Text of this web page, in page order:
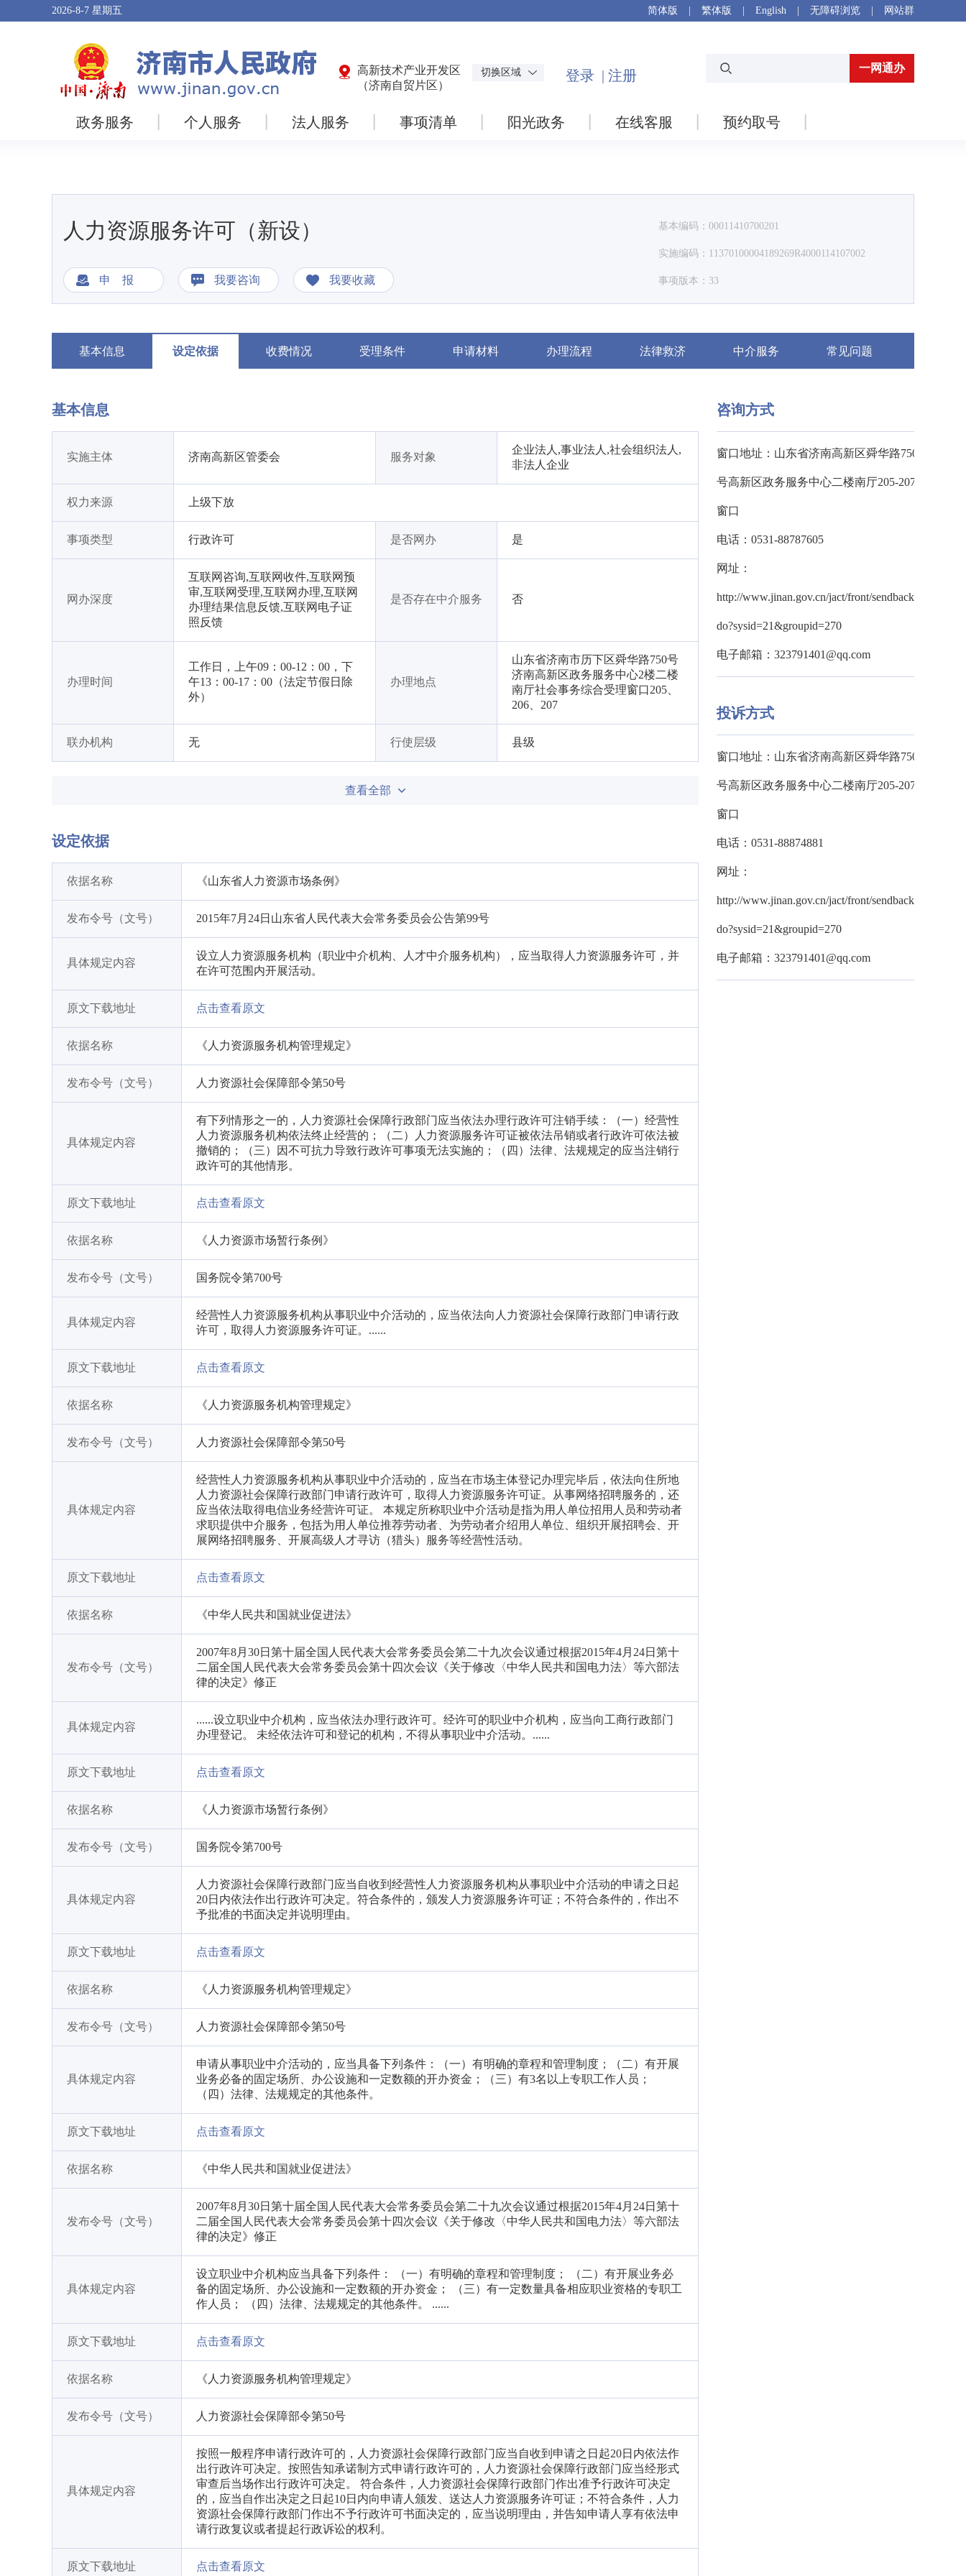
2026-8-7 星期五 简体版 繁体版 English 无障碍浏览 网站群
高新技术产业开发区
（济南自贸片区）
切换区域 一网通办
政务服务 个人服务 法人服务 事项清单 阳光政务 在线客服 预约取号
人力资源服务许可（新设）
申 报 我要咨询 我要收藏
基本编码：00011410700201
实施编码：11370100004189269R4000114107002
事项版本：33
基本信息 设定依据 收费情况 受理条件 申请材料 办理流程 法律救济 中介服务 常见问题
基本信息
实施主体 济南高新区管委会 服务对象
企业法人,事业法人,社会组织法人,
非法人企业
权力来源 上级下放
事项类型 行政许可 是否网办 是
网办深度
互联网咨询,互联网收件,互联网预
审,互联网受理,互联网办理,互联网
办理结果信息反馈,互联网电子证
照反馈
是否存在中介服务 否
办理时间
工作日，上午09：00-12：00，下
午13：00-17：00（法定节假日除
外）
办理地点
山东省济南市历下区舜华路750号
济南高新区政务服务中心2楼二楼
南厅社会事务综合受理窗口205、
206、207
联办机构 无 行使层级 县级
查看全部
设定依据
依据名称 《山东省人力资源市场条例》
发布令号（文号） 2015年7月24日山东省人民代表大会常务委员会公告第99号
具体规定内容
设立人力资源服务机构（职业中介机构、人才中介服务机构），应当取得人力资源服务许可，并
在许可范围内开展活动。
原文下载地址 点击查看原文
依据名称 《人力资源服务机构管理规定》
发布令号（文号） 人力资源社会保障部令第50号
具体规定内容
有下列情形之一的，人力资源社会保障行政部门应当依法办理行政许可注销手续：（一）经营性
人力资源服务机构依法终止经营的；（二）人力资源服务许可证被依法吊销或者行政许可依法被
撤销的；（三）因不可抗力导致行政许可事项无法实施的；（四）法律、法规规定的应当注销行
政许可的其他情形。
原文下载地址 点击查看原文
依据名称 《人力资源市场暂行条例》
发布令号（文号） 国务院令第700号
具体规定内容
经营性人力资源服务机构从事职业中介活动的，应当依法向人力资源社会保障行政部门申请行政
许可，取得人力资源服务许可证。......
原文下载地址 点击查看原文
依据名称 《人力资源服务机构管理规定》
发布令号（文号） 人力资源社会保障部令第50号
具体规定内容
经营性人力资源服务机构从事职业中介活动的，应当在市场主体登记办理完毕后，依法向住所地
人力资源社会保障行政部门申请行政许可，取得人力资源服务许可证。从事网络招聘服务的，还
应当依法取得电信业务经营许可证。 本规定所称职业中介活动是指为用人单位招用人员和劳动者
求职提供中介服务，包括为用人单位推荐劳动者、为劳动者介绍用人单位、组织开展招聘会、开
展网络招聘服务、开展高级人才寻访（猎头）服务等经营性活动。
原文下载地址 点击查看原文
依据名称 《中华人民共和国就业促进法》
发布令号（文号）
2007年8月30日第十届全国人民代表大会常务委员会第二十九次会议通过根据2015年4月24日第十
二届全国人民代表大会常务委员会第十四次会议《关于修改〈中华人民共和国电力法〉等六部法
律的决定》修正
具体规定内容
......设立职业中介机构，应当依法办理行政许可。经许可的职业中介机构，应当向工商行政部门
办理登记。 未经依法许可和登记的机构，不得从事职业中介活动。......
原文下载地址 点击查看原文
依据名称 《人力资源市场暂行条例》
发布令号（文号） 国务院令第700号
具体规定内容
人力资源社会保障行政部门应当自收到经营性人力资源服务机构从事职业中介活动的申请之日起
20日内依法作出行政许可决定。符合条件的，颁发人力资源服务许可证；不符合条件的，作出不
予批准的书面决定并说明理由。
原文下载地址 点击查看原文
依据名称 《人力资源服务机构管理规定》
发布令号（文号） 人力资源社会保障部令第50号
具体规定内容
申请从事职业中介活动的，应当具备下列条件：（一）有明确的章程和管理制度；（二）有开展
业务必备的固定场所、办公设施和一定数额的开办资金；（三）有3名以上专职工作人员；
（四）法律、法规规定的其他条件。
原文下载地址 点击查看原文
依据名称 《中华人民共和国就业促进法》
发布令号（文号）
2007年8月30日第十届全国人民代表大会常务委员会第二十九次会议通过根据2015年4月24日第十
二届全国人民代表大会常务委员会第十四次会议《关于修改〈中华人民共和国电力法〉等六部法
律的决定》修正
具体规定内容
设立职业中介机构应当具备下列条件： （一）有明确的章程和管理制度； （二）有开展业务必
备的固定场所、办公设施和一定数额的开办资金； （三）有一定数量具备相应职业资格的专职工
作人员； （四）法律、法规规定的其他条件。 ......
原文下载地址 点击查看原文
依据名称 《人力资源服务机构管理规定》
发布令号（文号） 人力资源社会保障部令第50号
具体规定内容
按照一般程序申请行政许可的，人力资源社会保障行政部门应当自收到申请之日起20日内依法作
出行政许可决定。按照告知承诺制方式申请行政许可的，人力资源社会保障行政部门应当经形式
审查后当场作出行政许可决定。 符合条件，人力资源社会保障行政部门作出准予行政许可决定
的，应当自作出决定之日起10日内向申请人颁发、送达人力资源服务许可证；不符合条件，人力
资源社会保障行政部门作出不予行政许可书面决定的，应当说明理由，并告知申请人享有依法申
请行政复议或者提起行政诉讼的权利。
原文下载地址 点击查看原文
咨询方式
窗口地址：山东省济南高新区舜华路750
号高新区政务服务中心二楼南厅205-207
窗口
电话：0531-88787605
网址：
http://www.jinan.gov.cn/jact/front/sendback.
do?sysid=21&groupid=270
电子邮箱：323791401@qq.com
投诉方式
窗口地址：山东省济南高新区舜华路750
号高新区政务服务中心二楼南厅205-207
窗口
电话：0531-88874881
网址：
http://www.jinan.gov.cn/jact/front/sendback.
do?sysid=21&groupid=270
电子邮箱：323791401@qq.com